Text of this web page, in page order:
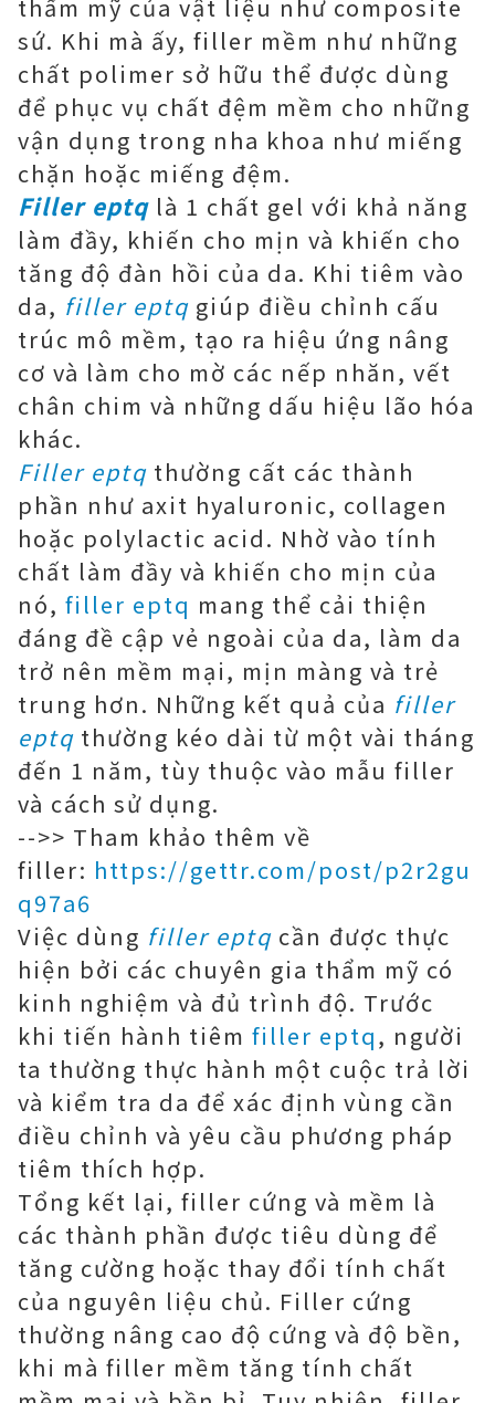
thẩm mỹ của vật liệu như composite
sứ. Khi mà ấy, filler mềm như những
chất polimer sở hữu thể được dùng
để phục vụ chất đệm mềm cho những
vận dụng trong nha khoa như miếng
chặn hoặc miếng đệm.
Filler eptq là 1 chất gel với khả năng
làm đầy, khiến cho mịn và khiến cho
tăng độ đàn hồi của da. Khi tiêm vào
da, filler eptq giúp điều chỉnh cấu
trúc mô mềm, tạo ra hiệu ứng nâng
cơ và làm cho mờ các nếp nhăn, vết
chân chim và những dấu hiệu lão hóa
khác.
Filler eptq thường cất các thành
phần như axit hyaluronic, collagen
hoặc polylactic acid. Nhờ vào tính
chất làm đầy và khiến cho mịn của
nó, filler eptq mang thể cải thiện
đáng đề cập vẻ ngoài của da, làm da
trở nên mềm mại, mịn màng và trẻ
trung hơn. Những kết quả của filler
eptq thường kéo dài từ một vài tháng
đến 1 năm, tùy thuộc vào mẫu filler
và cách sử dụng.
-->> Tham khảo thêm về
filler: https://gettr.com/post/p2r2gu
q97a6
Việc dùng filler eptq cần được thực
hiện bởi các chuyên gia thẩm mỹ có
kinh nghiệm và đủ trình độ. Trước
khi tiến hành tiêm filler eptq, người
ta thường thực hành một cuộc trả lời
và kiểm tra da để xác định vùng cần
điều chỉnh và yêu cầu phương pháp
tiêm thích hợp.
Tổng kết lại, filler cứng và mềm là
các thành phần được tiêu dùng để
tăng cường hoặc thay đổi tính chất
của nguyên liệu chủ. Filler cứng
thường nâng cao độ cứng và độ bền,
khi mà filler mềm tăng tính chất